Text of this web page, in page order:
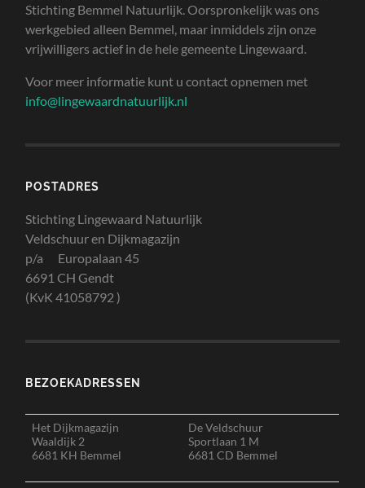
Stichting Bemmel Natuurlijk. Oorspronkelijk was ons
werkgebied alleen Bemmel, maar inmiddels zijn onze
vrijwilligers actief in de hele gemeente Lingewaard.
Voor meer informatie kunt u contact opnemen met
info@lingewaardnatuurlijk.nl
POSTADRES
Stichting Lingewaard Natuurlijk
Veldschuur en Dijkmagazijn
p/a Europalaan 45
6691 CH Gendt
(KvK 41058792 )
BEZOEKADRESSEN
Het Dijkmagazijn
Waaldijk 2
6681 KH Bemmel
De Veldschuur
Sportlaan 1 M
6681 CD Bemmel